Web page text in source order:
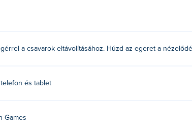
a helyed!
oldalon.
a csavarok eltávolításához. Húzd az egeret a
és tablet
Games